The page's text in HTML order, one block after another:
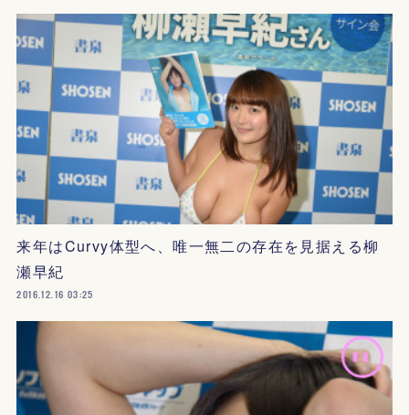
来年はCurvy体型へ、唯一無二の存在を見据える柳
瀬早紀
2016.12.16 03:25